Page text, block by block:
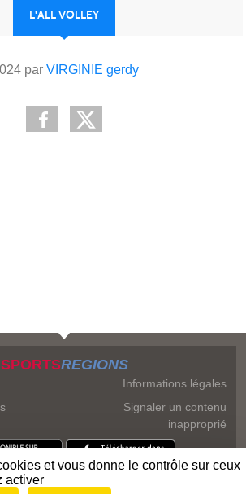
L'ALL VOLLEY
par VIRGINIE gerdy
SPORTSREGIONS
Informations légales
Signaler un contenu
inapproprié
et vous donne le contrôle sur ceux
activer